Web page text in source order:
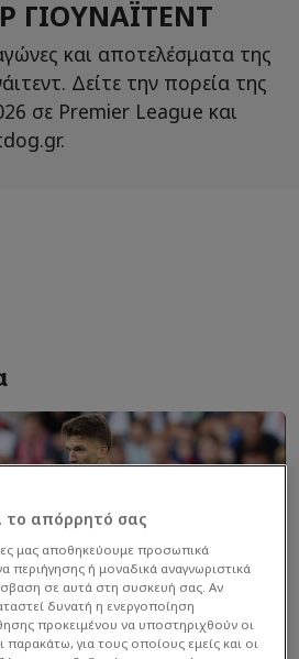
ΓΙΟΥΝΆΙΤΕΝΤ
και αποτελέσματα της
Δείτε την πορεία της
σε Premier League και
το απόρρητό σας
μας αποθηκεύουμε προσωπικά
ή μοναδικά αναγνωριστικά
σε αυτά στη συσκευή σας. Αν
δυνατή η ενεργοποίηση
προκειμένου να υποστηριχθούν οι
για τους οποίους εμείς και οι